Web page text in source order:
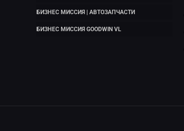
БИЗНЕС МИССИЯ | АВТОЗАПЧАСТИ
БИЗНЕС МИССИЯ GOODWIN VL